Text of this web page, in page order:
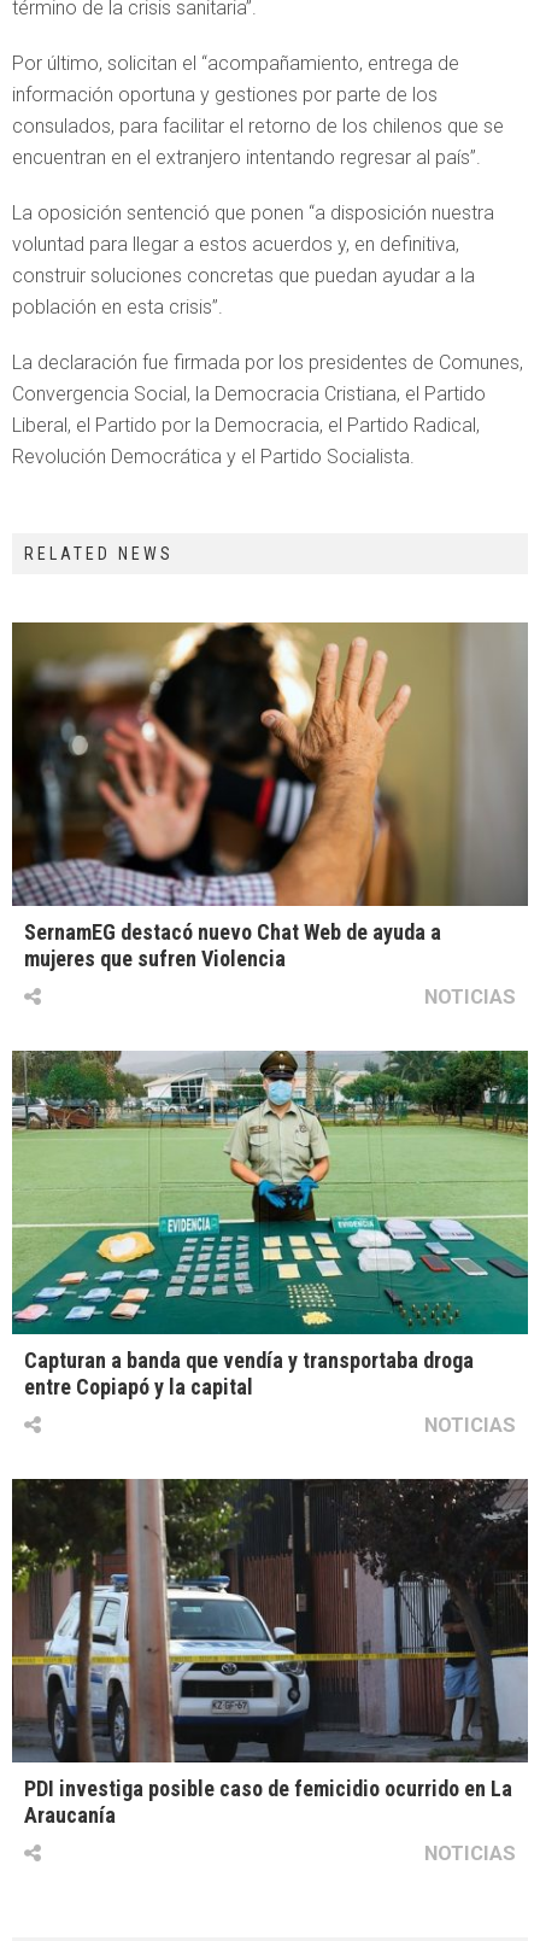
término de la crisis sanitaria”.
Por último, solicitan el “acompañamiento, entrega de
información oportuna y gestiones por parte de los
consulados, para facilitar el retorno de los chilenos que se
encuentran en el extranjero intentando regresar al país”.
La oposición sentenció que ponen “a disposición nuestra
voluntad para llegar a estos acuerdos y, en definitiva,
construir soluciones concretas que puedan ayudar a la
población en esta crisis”.
La declaración fue firmada por los presidentes de Comunes,
Convergencia Social, la Democracia Cristiana, el Partido
Liberal, el Partido por la Democracia, el Partido Radical,
Revolución Democrática y el Partido Socialista.
RELATED NEWS
SernamEG destacó nuevo Chat Web de ayuda a
mujeres que sufren Violencia
NOTICIAS
Capturan a banda que vendía y transportaba droga
entre Copiapó y la capital
NOTICIAS
PDI investiga posible caso de femicidio ocurrido en La
Araucanía
NOTICIAS